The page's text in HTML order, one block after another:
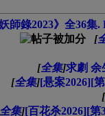
師錄2023》全36集.
[
[全集]求劇 余
[全集][悬案2026][
[
全集][百花杀2026][第